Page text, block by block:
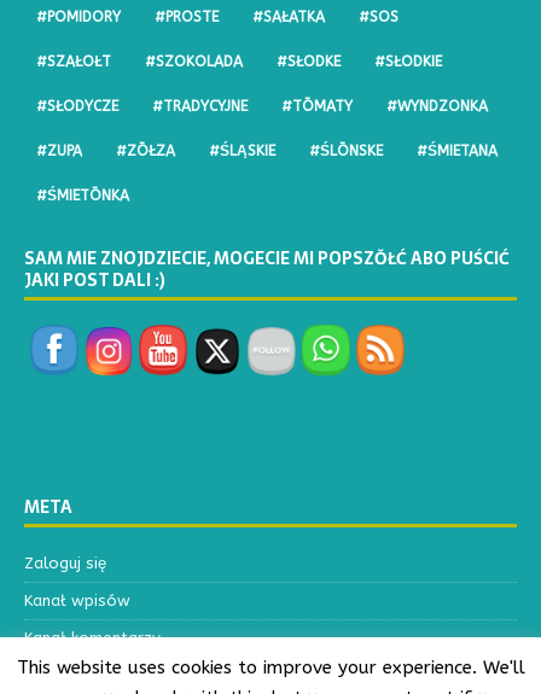
#POMIDORY #PROSTE #SAŁATKA #SOS
#SZAŁOŁT #SZOKOLADA #SŁODKE #SŁODKIE
#SŁODYCZE #TRADYCYJNE #TŌMATY #WYNDZONKA
#ZUPA #ZŌŁZA #ŚLĄSKIE #ŚLŌNSKE #ŚMIETANA
#ŚMIETŌNKA
SAM MIE ZNOJDZIECIE, MOGECIE MI POPSZŎŁĆ ABO PUŚCIĆ
JAKI POST DALI :)
META
Zaloguj się
Kanał wpisów
Kanał komentarzy
WordPress.org
This website uses cookies to improve your experience. We'll